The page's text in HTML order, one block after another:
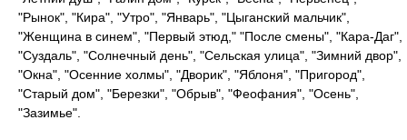
"Рынок", "Кира", "Утро", "Январь", "Цыганский мальчик",
"Женщина в синем", "Первый этюд," "После смены", "Кара-Даг",
"Суздаль", "Солнечный день", "Сельская улица", "Зимний двор",
"Окна", "Осенние холмы", "Дворик", "Яблоня", "Пригород",
"Старый дом", "Березки", "Обрыв", "Феофания", "Осень",
"Зазимье".